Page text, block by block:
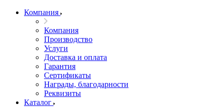
Компания
Компания
Производство
Услуги
Доставка и оплата
Гарантия
Сертификаты
Награды, благодарности
Реквизиты
Каталог